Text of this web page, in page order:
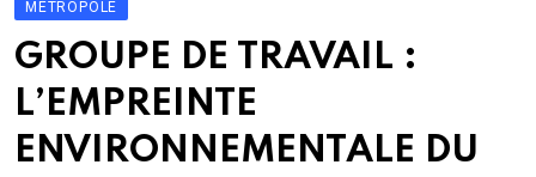
MÉTROPOLE
GROUPE DE TRAVAIL :
L’EMPREINTE
ENVIRONNEMENTALE DU